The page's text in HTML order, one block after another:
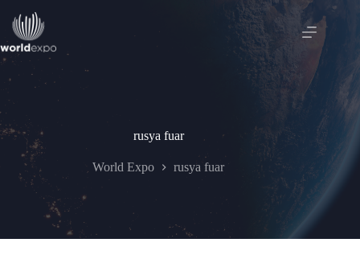
content
rusya fuar
World Expo rusya fuar